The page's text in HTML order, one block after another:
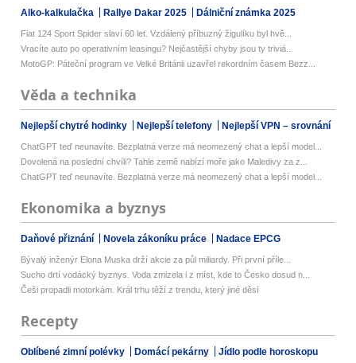
Alko-kalkulačka Rallye Dakar 2025 Dálniční známka 2025
Fiat 124 Sport Spider slaví 60 let. Vzdálený příbuzný žigulíku byl hvě...
Vracíte auto po operativním leasingu? Nejčastější chyby jsou ty triviá...
MotoGP: Páteční program ve Velké Británii uzavřel rekordním časem Bezz...
Věda a technika
Nejlepší chytré hodinky Nejlepší telefony Nejlepší VPN – srovnání
ChatGPT teď neunavíte. Bezplatná verze má neomezený chat a lepší model...
Dovolená na poslední chvíli? Tahle země nabízí moře jako Maledivy za z...
ChatGPT teď neunavíte. Bezplatná verze má neomezený chat a lepší model...
Ekonomika a byznys
Daňové přiznání Novela zákoníku práce Nadace EPCG
Bývalý inženýr Elona Muska drží akcie za půl miliardy. Při první příle...
Sucho drtí vodácký byznys. Voda zmizela i z míst, kde to Česko dosud n...
Češi propadli motorkám. Král trhu těží z trendu, který jiné děsí
Recepty
Oblíbené zimní polévky Domácí pekárny Jídlo podle horoskopu